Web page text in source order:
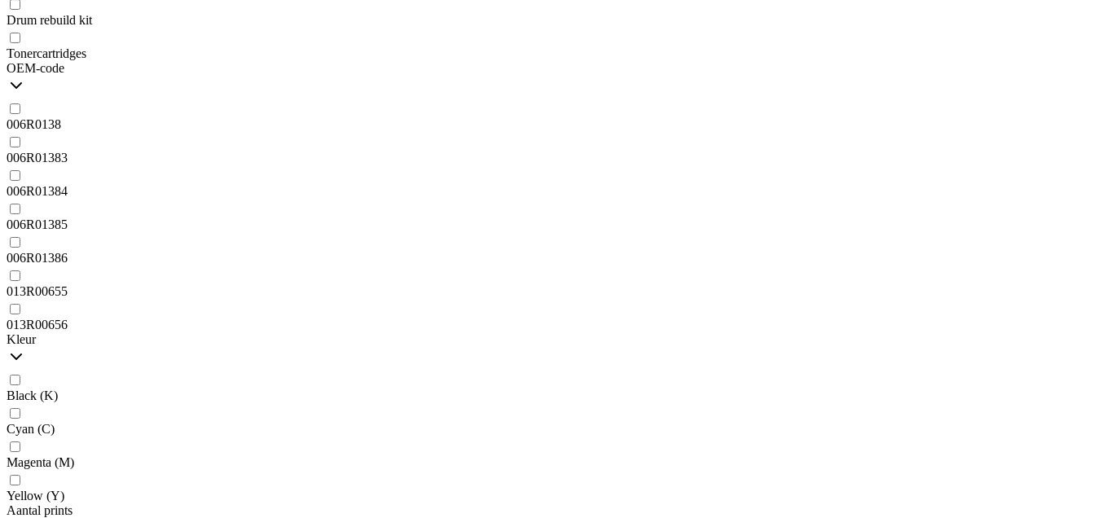
Drum rebuild kit
Tonercartridges
OEM-code
006R0138
006R01383
006R01384
006R01385
006R01386
013R00655
013R00656
Kleur
Black (K)
Cyan (C)
Magenta (M)
Yellow (Y)
Aantal prints